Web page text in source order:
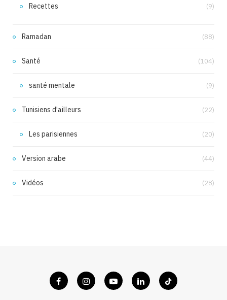
Recettes (9)
Ramadan (88)
Santé (104)
santé mentale (9)
Tunisiens d'ailleurs (22)
Les parisiennes (20)
Version arabe (44)
Vidéos (28)